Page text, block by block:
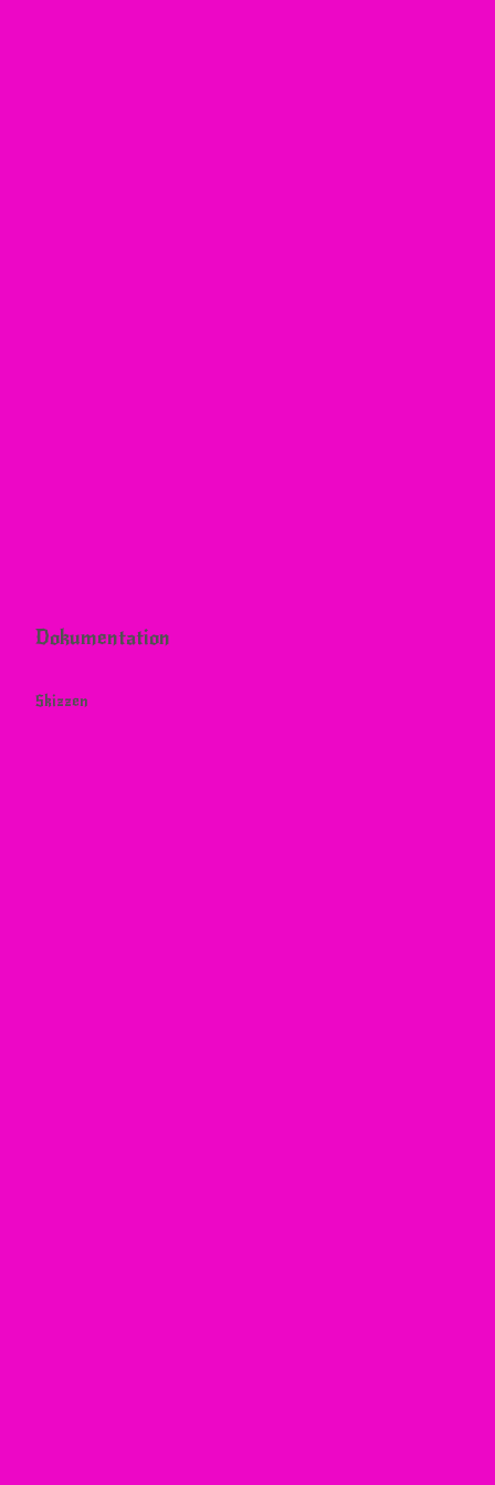
Dokumentation
Skizzen